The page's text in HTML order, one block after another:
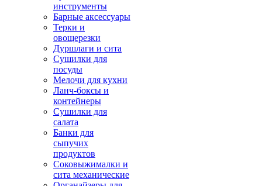
инструменты
Барные аксессуары
Терки и
овощерезки
Дуршлаги и сита
Сушилки для
посуды
Мелочи для кухни
Ланч-боксы и
контейнеры
Сушилки для
салата
Банки для
сыпучих
продуктов
Соковыжималки и
сита механические